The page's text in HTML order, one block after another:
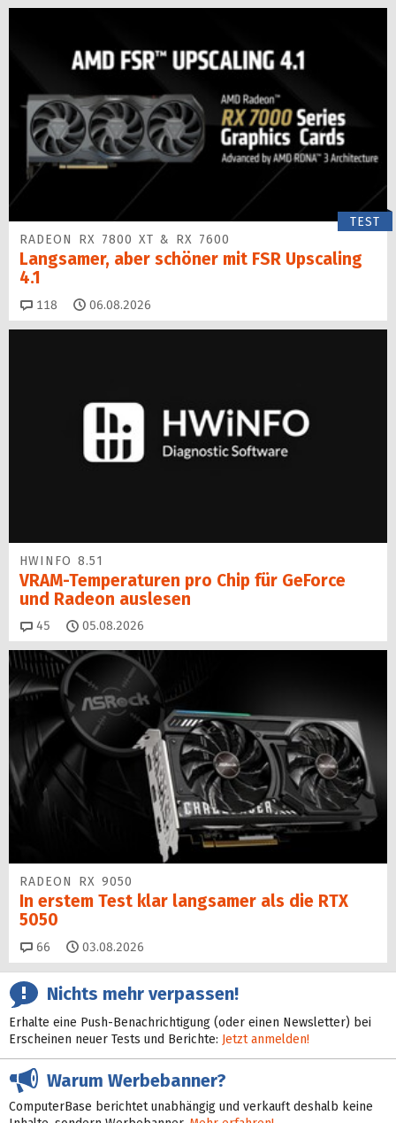
TEST
RADEON RX 7800 XT & RX 7600
Langsamer, aber schöner mit FSR Upscaling
4.1
118 Kommentare
06.08.2026
HWINFO 8.51
VRAM-Temperaturen pro Chip für GeForce
und Radeon auslesen
45 Kommentare
05.08.2026
RADEON RX 9050
In erstem Test klar langsamer als die RTX
5050
66 Kommentare
03.08.2026
Nichts mehr verpassen!
Erhalte eine Push-Benachrichtigung (oder einen Newsletter) bei
Erscheinen neuer Tests und Berichte: Jetzt anmelden!
Warum Werbebanner?
ComputerBase berichtet unabhängig und verkauft deshalb keine